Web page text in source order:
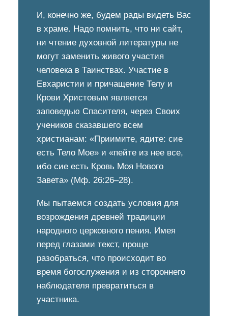
И, конечно же, будем рады видеть Вас
в храме. Надо помнить, что ни сайт,
ни чтение духовной литературы не
могут заменить живого участия
человека в Таинствах. Участие в
Евхаристии и причащение Телу и
Крови Христовым является
заповедью Спасителя, через Своих
учеников сказавшего всем
христианам: «Приимите, ядите: сие
есть Тело Мое» и «пейте из нее все,
ибо сие есть Кровь Моя Нового
Завета» (Мф. 26:26–28).
Мы пытаемся создать условия для
возрождения древней традиции
народного церковного пения. Имея
перед глазами текст, проще
разобраться, что происходит во
время богослужения и из стороннего
наблюдателя превратиться в
участника.